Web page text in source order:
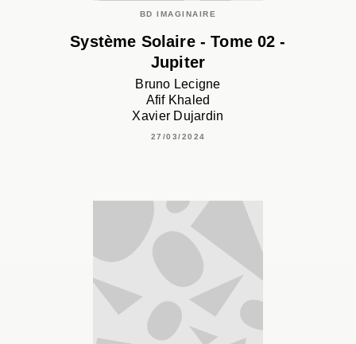
BD IMAGINAIRE
Système Solaire - Tome 02 -
Jupiter
Bruno Lecigne
Afif Khaled
Xavier Dujardin
27/03/2024